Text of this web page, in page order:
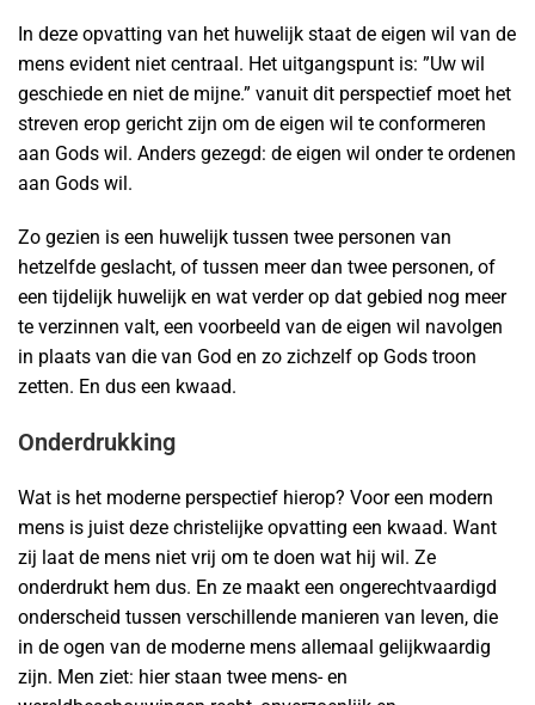
In deze opvatting van het huwelijk staat de eigen wil van de
mens evident niet centraal. Het uitgangspunt is: ”Uw wil
geschiede en niet de mijne.” vanuit dit perspectief moet het
streven erop gericht zijn om de eigen wil te conformeren
aan Gods wil. Anders gezegd: de eigen wil onder te ordenen
aan Gods wil.
Zo gezien is een huwelijk tussen twee personen van
hetzelfde geslacht, of tussen meer dan twee personen, of
een tijdelijk huwelijk en wat verder op dat gebied nog meer
te verzinnen valt, een voorbeeld van de eigen wil navolgen
in plaats van die van God en zo zichzelf op Gods troon
zetten. En dus een kwaad.
Onderdrukking
Wat is het moderne perspectief hierop? Voor een modern
mens is juist deze christelijke opvatting een kwaad. Want
zij laat de mens niet vrij om te doen wat hij wil. Ze
onderdrukt hem dus. En ze maakt een ongerechtvaardigd
onderscheid tussen verschillende manieren van leven, die
in de ogen van de moderne mens allemaal gelijkwaardig
zijn. Men ziet: hier staan twee mens- en